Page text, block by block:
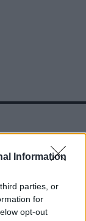
Information
parties, or
for
opt-out